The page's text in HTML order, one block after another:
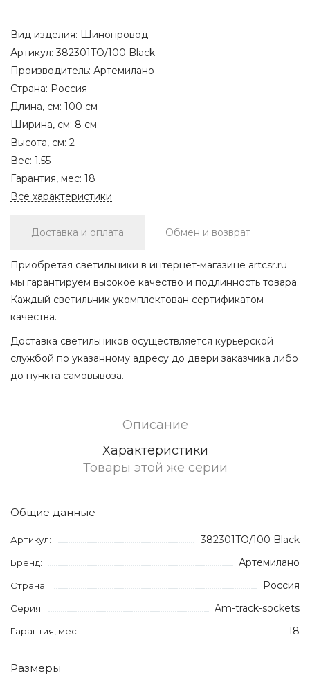
Вид изделия: Шинопровод
Артикул:382301TO/100 Black
Производитель: Артемилано
Страна: Россия
Длина, см: 100 см
Ширина, см: 8 см
Высота, см: 2
Вес: 1.55
Гарантия, мес: 18
Все характеристики
Доставка и оплата Обмен и возврат
Приобретая светильники в интернет-магазине artcsr.ru
мы гарантируем высокое качество и подлинность товара.
Каждый светильник укомплектован сертификатом
качества.
Доставка светильников осуществляется курьерской
службой по указанному адресу до двери заказчика либо
до пункта самовывоза.
Описание
Характеристики
Товары этой же серии
Общие данные
Артикул: 382301TO/100 Black
Бренд: Артемилано
Страна: Россия
Серия: Am-track-sockets
Гарантия, мес: 18
Размеры